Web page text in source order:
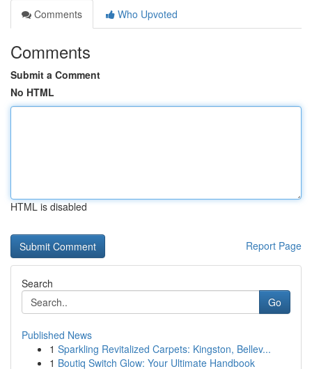
Comments
Who Upvoted
Comments
Submit a Comment
No HTML
HTML is disabled
Report Page
Search
Go
Published News
1 Sparkling Revitalized Carpets: Kingston, Bellev...
1 Boutiq Switch Glow: Your Ultimate Handbook